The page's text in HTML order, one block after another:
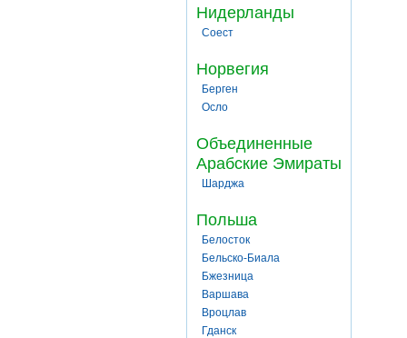
Нидерланды
Соест
Норвегия
Берген
Осло
Объединенные
Арабские Эмираты
Шарджа
Польша
Белосток
Бельско-Биала
Бжезница
Варшава
Вроцлав
Гданск